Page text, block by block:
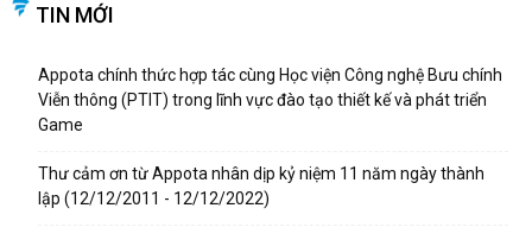
TIN MỚI
Appota chính thức hợp tác cùng Học viện Công nghệ Bưu chính
Viễn thông (PTIT) trong lĩnh vực đào tạo thiết kế và phát triển
Game
Thư cảm ơn từ Appota nhân dịp kỷ niệm 11 năm ngày thành
lập (12/12/2011 - 12/12/2022)